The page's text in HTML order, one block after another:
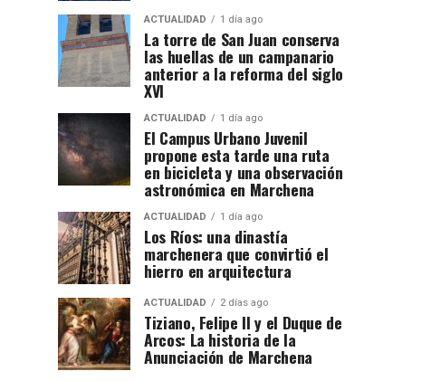
ACTUALIDAD 1 día ago
La torre de San Juan conserva
las huellas de un campanario
anterior a la reforma del siglo
XVI
ACTUALIDAD 1 día ago
El Campus Urbano Juvenil
propone esta tarde una ruta
en bicicleta y una observación
astronómica en Marchena
ACTUALIDAD 1 día ago
Los Ríos: una dinastía
marchenera que convirtió el
hierro en arquitectura
ACTUALIDAD 2 días ago
Tiziano, Felipe II y el Duque de
Arcos: La historia de la
Anunciación de Marchena